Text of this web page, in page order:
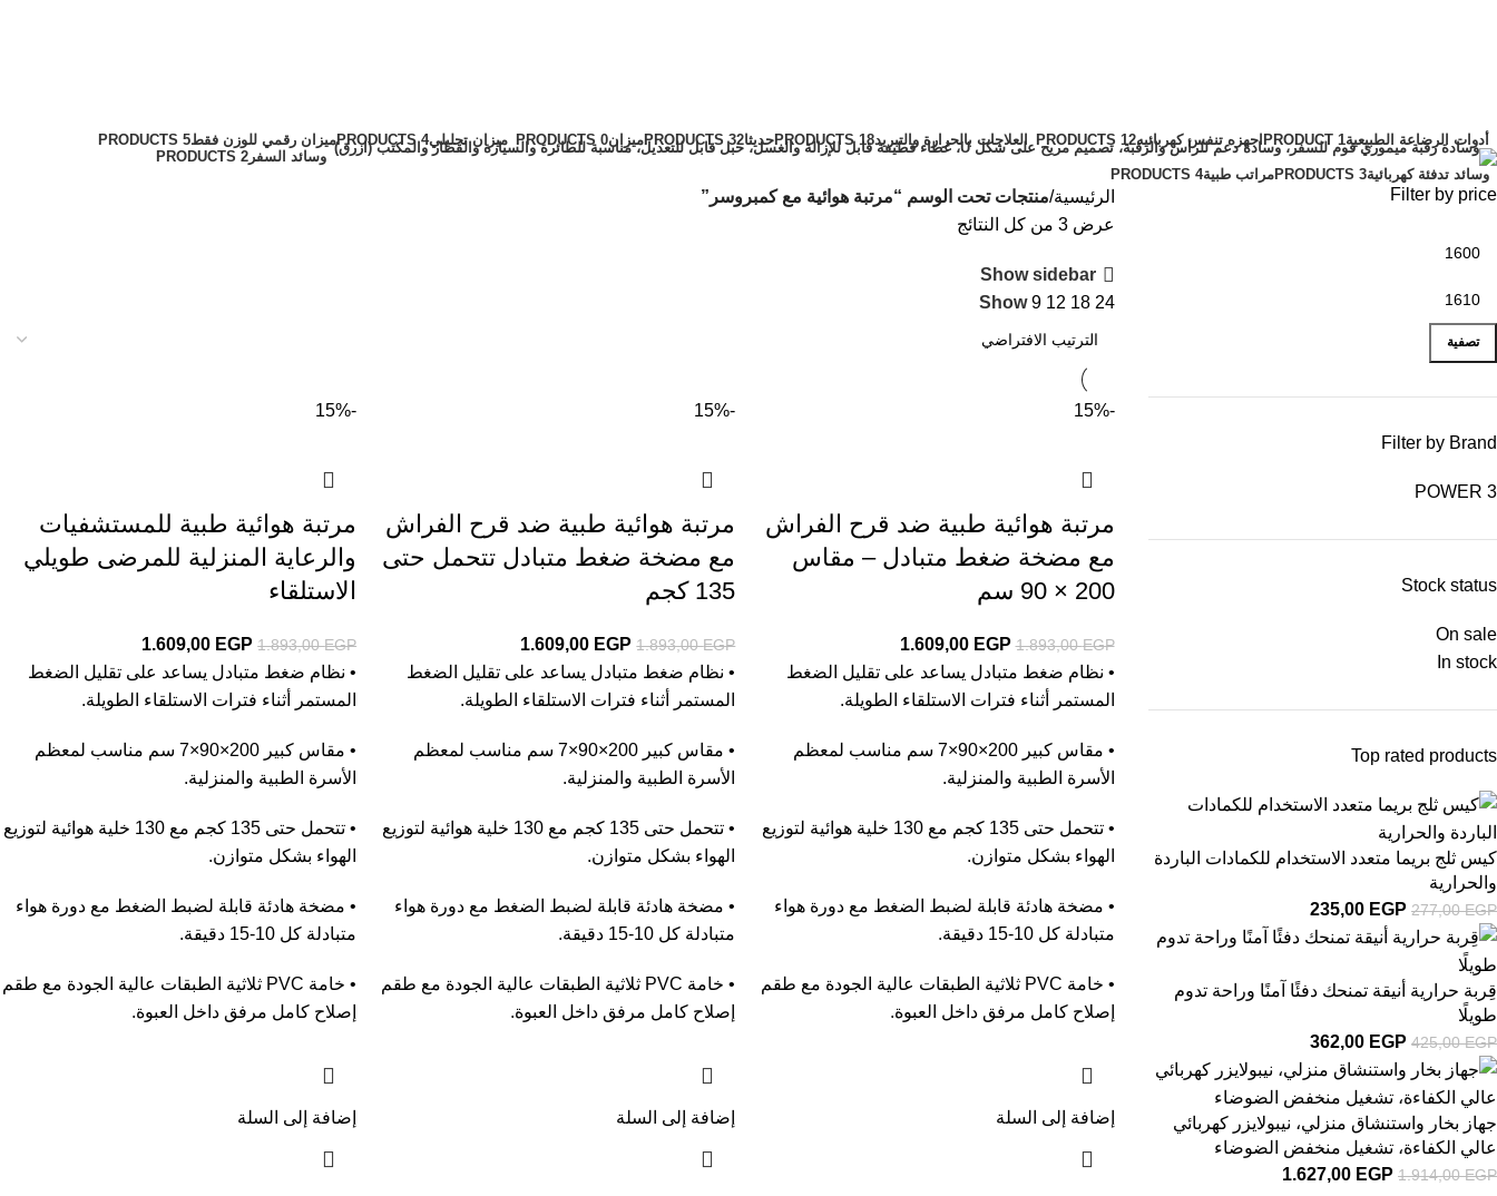
أدوات الرضاعة الطبيعية1 PRODUCT اجهزه تنفس كهربائيه12 PRODUCTS العلاجات بالحرارة والتبريد18 PRODUCTS حديثا32 PRODUCTS ميزان0 PRODUCTS ميزان تحليلي4 PRODUCTS ميزان رقمي للوزن فقط5 PRODUCTS
وسائد السفر 2 PRODUCTS
وسائد تدفئة كهربائية3 PRODUCTS مراتب طبية4 PRODUCTS
Filter by price
تصفية
Filter by Brand
POWER 3
Stock status
On sale
In stock
Top rated products
كيس ثلج بريما متعدد الاستخدام للكمادات الباردة
والحرارية
277,00EGP
235,00 EGP
قِربة حرارية أنيقة تمنحك دفئًا آمنًا وراحة تدوم
طويلًا
425,00EGP
362,00 EGP
جهاز بخار واستنشاق منزلي، نيبولايزر كهربائي
عالي الكفاءة، تشغيل منخفض الضوضاء
1.914,00EGP
1.627,00 EGP
الرئيسية منتجات تحت الوسم “مرتبة هوائية مع كمبروسر”
عرض ⁦3⁩ من كل النتائج
Show sidebar
Show9 12 18 24
-15%
مرتبة هوائية طبية ضد قرح الفراش
مع مضخة ضغط متبادل – مقاس
200 × 90 سم
1.893,00EGP
1.609,00 EGP
• نظام ضغط متبادل يساعد على تقليل الضغط
المستمر أثناء فترات الاستلقاء الطويلة.
• مقاس كبير 200×90×7 سم مناسب لمعظم
الأسرة الطبية والمنزلية.
• تتحمل حتى 135 كجم مع 130 خلية هوائية لتوزيع
الهواء بشكل متوازن.
• مضخة هادئة قابلة لضبط الضغط مع دورة هواء
متبادلة كل 10-15 دقيقة.
• خامة PVC ثلاثية الطبقات عالية الجودة مع طقم
إصلاح كامل مرفق داخل العبوة.
إضافة إلى السلة
-15%
مرتبة هوائية طبية ضد قرح الفراش
مع مضخة ضغط متبادل تتحمل حتى
135 كجم
1.893,00EGP
1.609,00 EGP
• نظام ضغط متبادل يساعد على تقليل الضغط
المستمر أثناء فترات الاستلقاء الطويلة.
• مقاس كبير 200×90×7 سم مناسب لمعظم
الأسرة الطبية والمنزلية.
• تتحمل حتى 135 كجم مع 130 خلية هوائية لتوزيع
الهواء بشكل متوازن.
• مضخة هادئة قابلة لضبط الضغط مع دورة هواء
متبادلة كل 10-15 دقيقة.
• خامة PVC ثلاثية الطبقات عالية الجودة مع طقم
إصلاح كامل مرفق داخل العبوة.
إضافة إلى السلة
-15%
مرتبة هوائية طبية للمستشفيات
والرعاية المنزلية للمرضى طويلي
الاستلقاء
1.893,00EGP
1.609,00 EGP
• نظام ضغط متبادل يساعد على تقليل الضغط
المستمر أثناء فترات الاستلقاء الطويلة.
• مقاس كبير 200×90×7 سم مناسب لمعظم
الأسرة الطبية والمنزلية.
• تتحمل حتى 135 كجم مع 130 خلية هوائية لتوزيع
الهواء بشكل متوازن.
• مضخة هادئة قابلة لضبط الضغط مع دورة هواء
متبادلة كل 10-15 دقيقة.
• خامة PVC ثلاثية الطبقات عالية الجودة مع طقم
إصلاح كامل مرفق داخل العبوة.
إضافة إلى السلة